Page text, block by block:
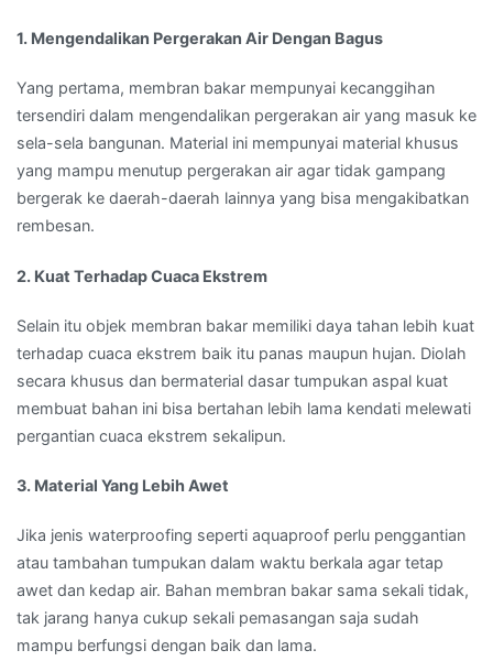
1. Mengendalikan Pergerakan Air Dengan Bagus
Yang pertama, membran bakar mempunyai kecanggihan
tersendiri dalam mengendalikan pergerakan air yang masuk ke
sela-sela bangunan. Material ini mempunyai material khusus
yang mampu menutup pergerakan air agar tidak gampang
bergerak ke daerah-daerah lainnya yang bisa mengakibatkan
rembesan.
2. Kuat Terhadap Cuaca Ekstrem
Selain itu objek membran bakar memiliki daya tahan lebih kuat
terhadap cuaca ekstrem baik itu panas maupun hujan. Diolah
secara khusus dan bermaterial dasar tumpukan aspal kuat
membuat bahan ini bisa bertahan lebih lama kendati melewati
pergantian cuaca ekstrem sekalipun.
3. Material Yang Lebih Awet
Jika jenis waterproofing seperti aquaproof perlu penggantian
atau tambahan tumpukan dalam waktu berkala agar tetap
awet dan kedap air. Bahan membran bakar sama sekali tidak,
tak jarang hanya cukup sekali pemasangan saja sudah
mampu berfungsi dengan baik dan lama.